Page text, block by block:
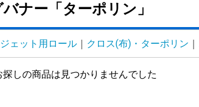
ナー「ターポリン」
ェット用ロール クロス(布)・ターポリン
探しの商品は見つかりませんでした